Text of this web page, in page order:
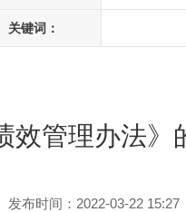
关键词：
管理办法》
发布时间：2022-03-22 15:27